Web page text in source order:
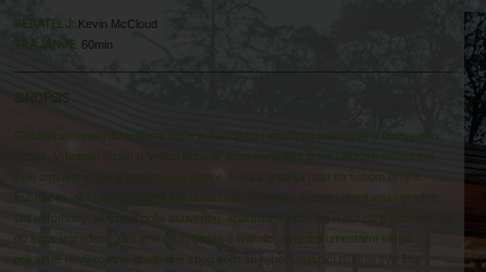
REDATELJ: Kevin McCloud
TRAJANJE: 60min
SINOPSIS
Gradnja vrhunski dizajnirane kuće je finacijsko i emotivno putovanje u neizvjesno.
Serijal „Vrhunski dizajn u Velikoj Britaniji“ prati zanimljive priče različitih osoba koji
žele ostvariti svoje arhitektonske snove. Svaka gradnja nosi sa sobom brojne
frustracije, ali i završni trijumf koji dolazi nakon mnogo mjeseci planiranja i gradnje.
Od ogromnog, ali usred polja skrivenog, apartmana rađenog u industrijskom stilu pa
do kuće izgrađene za samo četiri tjedna u tvornici, ovaj dokumentarni serijal
prikazuje nevjerojatne građevine zbog kojih su njihovi vlasnici riskirali sve što